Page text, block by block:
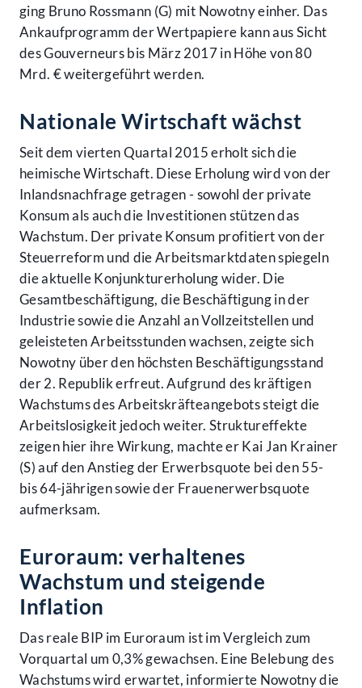
ging Bruno Rossmann (G) mit Nowotny einher. Das
Ankaufprogramm der Wertpapiere kann aus Sicht
des Gouverneurs bis März 2017 in Höhe von 80
Mrd. € weitergeführt werden.
Nationale Wirtschaft wächst
Seit dem vierten Quartal 2015 erholt sich die
heimische Wirtschaft. Diese Erholung wird von der
Inlandsnachfrage getragen - sowohl der private
Konsum als auch die Investitionen stützen das
Wachstum. Der private Konsum profitiert von der
Steuerreform und die Arbeitsmarktdaten spiegeln
die aktuelle Konjunkturerholung wider. Die
Gesamtbeschäftigung, die Beschäftigung in der
Industrie sowie die Anzahl an Vollzeitstellen und
geleisteten Arbeitsstunden wachsen, zeigte sich
Nowotny über den höchsten Beschäftigungsstand
der 2. Republik erfreut. Aufgrund des kräftigen
Wachstums des Arbeitskräfteangebots steigt die
Arbeitslosigkeit jedoch weiter. Struktureffekte
zeigen hier ihre Wirkung, machte er Kai Jan Krainer
(S) auf den Anstieg der Erwerbsquote bei den 55-
bis 64-jährigen sowie der Frauenerwerbsquote
aufmerksam.
Euroraum: verhaltenes
Wachstum und steigende
Inflation
Das reale BIP im Euroraum ist im Vergleich zum
Vorquartal um 0,3% gewachsen. Eine Belebung des
Wachstums wird erwartet, informierte Nowotny die